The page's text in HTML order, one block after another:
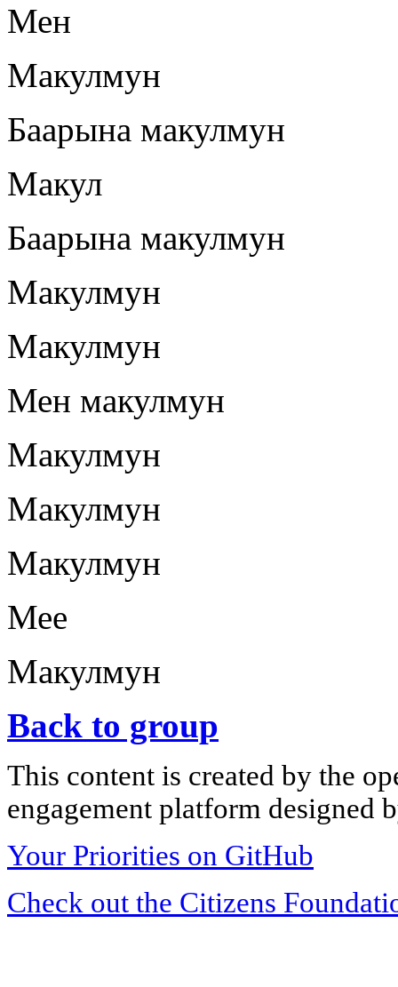
Мен
Макулмун
Баарына макулмун
Макул
Баарына макулмун
Макулмун
Макулмун
Мен макулмун
Макулмун
Макулмун
Макулмун
Мее
Макулмун
Back to group
This content is created by the
engagement platform designed
Your Priorities on GitHub
Check out the Citizens